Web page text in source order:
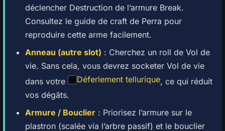
déclencher Destruction de l’armure Break.
Consultez le guide de craft de Perra pour
reproduire cette arme facilement.
Anneau (autre slot) : Cherchez un roll de Vol de
vie. Sans cela, vous devrez socketer Vol de vie
dans votre
Déferlement tellurique, ce qui réduit
vos dégâts.
Armure / Bouclier : Priorisez l’armure sur le
plastron (scalée via l’arbre passif) et le bouclier